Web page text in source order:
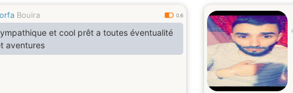
Bouira 0.6
et cool prêt a toutes éventualité
aventures